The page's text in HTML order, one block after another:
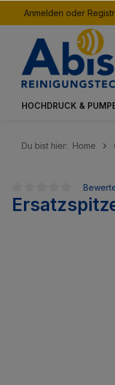
springen
Anmelden oder
HOCHDRUCK &
Du bist hier: Home
Durchschnittliche